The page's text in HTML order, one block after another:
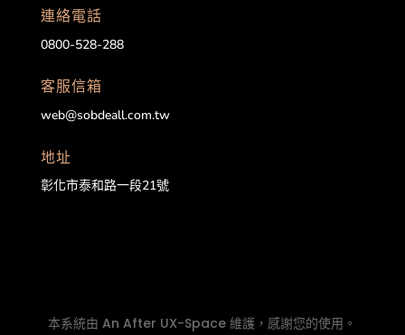
連絡電話
0800-528-288
客服信箱
web@sobdeall.com.tw
地址
彰化市泰和路一段21號
本系統由An After UX-Space 維護，感謝您的使用。